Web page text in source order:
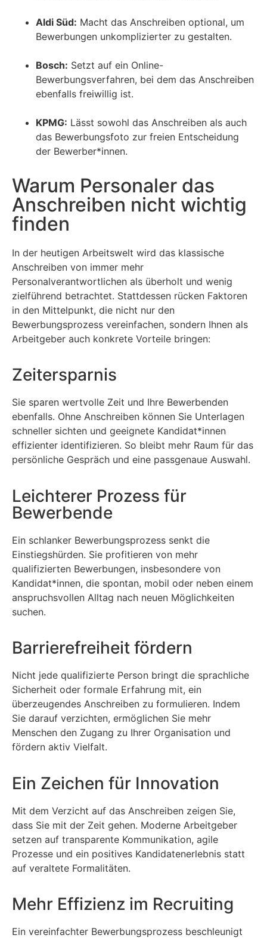
Aldi Süd: Macht das Anschreiben optional, um
Bewerbungen unkomplizierter zu gestalten.
Bosch: Setzt auf ein Online-
Bewerbungsverfahren, bei dem das Anschreiben
ebenfalls freiwillig ist.
KPMG: Lässt sowohl das Anschreiben als auch
das Bewerbungsfoto zur freien Entscheidung
der Bewerber*innen.
Warum Personaler das
Anschreiben nicht wichtig
finden
In der heutigen Arbeitswelt wird das klassische
Anschreiben von immer mehr
Personalverantwortlichen als überholt und wenig
zielführend betrachtet. Stattdessen rücken Faktoren
in den Mittelpunkt, die nicht nur den
Bewerbungsprozess vereinfachen, sondern Ihnen als
Arbeitgeber auch konkrete Vorteile bringen:
Zeitersparnis
Sie sparen wertvolle Zeit und Ihre Bewerbenden
ebenfalls. Ohne Anschreiben können Sie Unterlagen
schneller sichten und geeignete Kandidat*innen
effizienter identifizieren. So bleibt mehr Raum für das
persönliche Gespräch und eine passgenaue Auswahl.
Leichterer Prozess für
Bewerbende
Ein schlanker Bewerbungsprozess senkt die
Einstiegshürden. Sie profitieren von mehr
qualifizierten Bewerbungen, insbesondere von
Kandidat*innen, die spontan, mobil oder neben einem
anspruchsvollen Alltag nach neuen Möglichkeiten
suchen.
Barrierefreiheit fördern
Nicht jede qualifizierte Person bringt die sprachliche
Sicherheit oder formale Erfahrung mit, ein
überzeugendes Anschreiben zu formulieren. Indem
Sie darauf verzichten, ermöglichen Sie mehr
Menschen den Zugang zu Ihrer Organisation und
fördern aktiv Vielfalt.
Ein Zeichen für Innovation
Mit dem Verzicht auf das Anschreiben zeigen Sie,
dass Sie mit der Zeit gehen. Moderne Arbeitgeber
setzen auf transparente Kommunikation, agile
Prozesse und ein positives Kandidatenerlebnis statt
auf veraltete Formalitäten.
Mehr Effizienz im Recruiting
Ein vereinfachter Bewerbungsprozess beschleunigt